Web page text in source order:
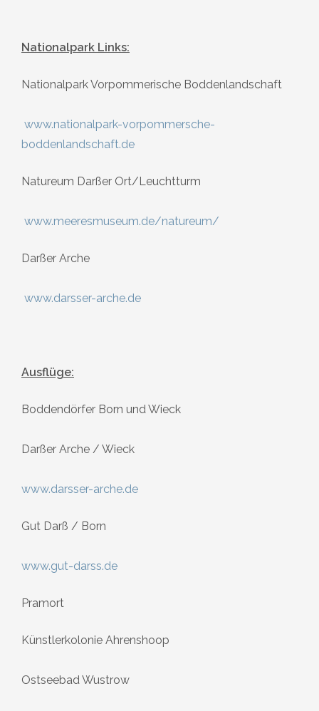
Nationalpark Links:
Nationalpark Vorpommerische Boddenlandschaft
www.nationalpark-vorpommersche-
boddenlandschaft.de
Natureum Darßer Ort/Leuchtturm
www.meeresmuseum.de/natureum/
Darßer Arche
www.darsser-arche.de
Ausflüge:
Boddendörfer Born und Wieck
Darßer Arche / Wieck
www.darsser-arche.de
Gut Darß / Born
www.gut-darss.de
Pramort
Künstlerkolonie Ahrenshoop
Ostseebad Wustrow